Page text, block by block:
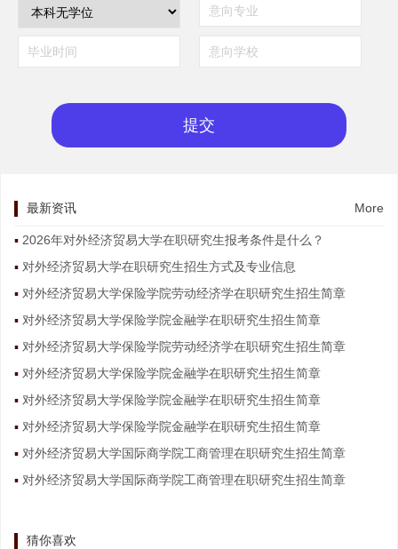
最新资讯 More
2026年对外经济贸易大学在职研究生报考条件是什么？
对外经济贸易大学在职研究生招生方式及专业信息
对外经济贸易大学保险学院劳动经济学在职研究生招生简章
对外经济贸易大学保险学院金融学在职研究生招生简章
对外经济贸易大学保险学院劳动经济学在职研究生招生简章
对外经济贸易大学保险学院金融学在职研究生招生简章
对外经济贸易大学保险学院金融学在职研究生招生简章
对外经济贸易大学保险学院金融学在职研究生招生简章
对外经济贸易大学国际商学院工商管理在职研究生招生简章
对外经济贸易大学国际商学院工商管理在职研究生招生简章
猜你喜欢